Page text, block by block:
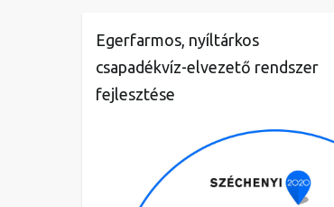
Egerfarmos, nyíltárkos
csapadékvíz-elvezető rendszer
fejlesztése